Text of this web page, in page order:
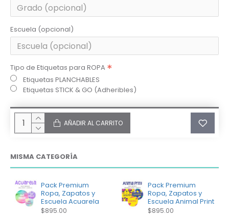
Escuela (opcional)
Tipo de Etiquetas para ROPA
Etiquetas PLANCHABLES
Etiquetas STICK & GO (Adheribles)
AÑADIR AL CARRITO
MISMA CATEGORÍA
Pack Premium
Ropa, Zapatos y
Escuela Acuarela
$895.00
Pack Premium
Ropa, Zapatos y
Escuela Animal Print
$895.00